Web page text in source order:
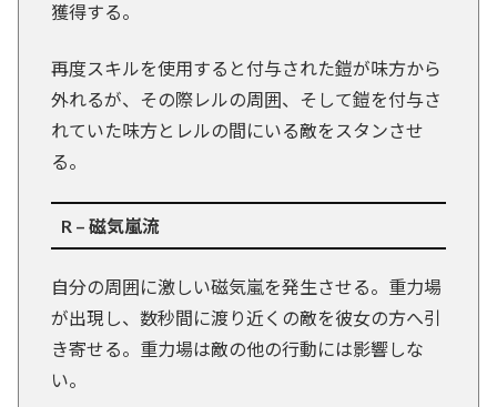
獲得する。
再度スキルを使用すると付与された鎧が味方から
外れるが、その際レルの周囲、そして鎧を付与さ
れていた味方とレルの間にいる敵をスタンさせ
る。
R – 磁気嵐流
自分の周囲に激しい磁気嵐を発生させる。重力場
が出現し、数秒間に渡り近くの敵を彼女の方へ引
き寄せる。重力場は敵の他の行動には影響しな
い。